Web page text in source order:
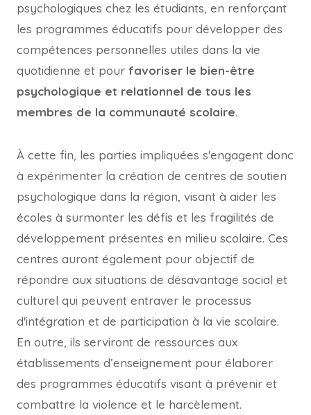
psychologiques chez les étudiants, en renforçant
les programmes éducatifs pour développer des
compétences personnelles utiles dans la vie
quotidienne et pour favoriser le bien-être
psychologique et relationnel de tous les
membres de la communauté scolaire.
À cette fin, les parties impliquées s'engagent donc
à expérimenter la création de centres de soutien
psychologique dans la région, visant à aider les
écoles à surmonter les défis et les fragilités de
développement présentes en milieu scolaire. Ces
centres auront également pour objectif de
répondre aux situations de désavantage social et
culturel qui peuvent entraver le processus
d'intégration et de participation à la vie scolaire.
En outre, ils serviront de ressources aux
établissements d’enseignement pour élaborer
des programmes éducatifs visant à prévenir et
combattre la violence et le harcèlement.